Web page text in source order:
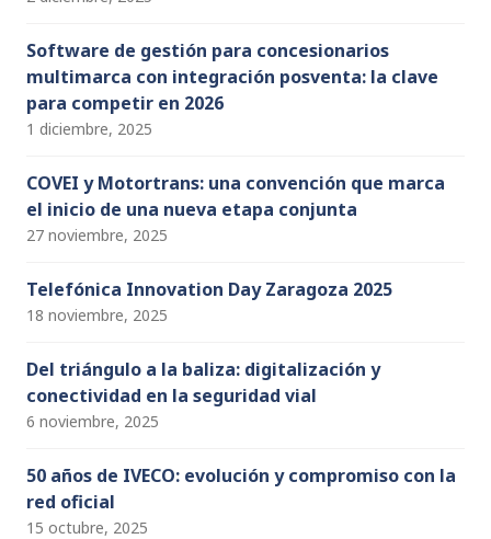
Software de gestión para concesionarios
multimarca con integración posventa: la clave
para competir en 2026
1 diciembre, 2025
COVEI y Motortrans: una convención que marca
el inicio de una nueva etapa conjunta
27 noviembre, 2025
Telefónica Innovation Day Zaragoza 2025
18 noviembre, 2025
Del triángulo a la baliza: digitalización y
conectividad en la seguridad vial
6 noviembre, 2025
50 años de IVECO: evolución y compromiso con la
red oficial
15 octubre, 2025